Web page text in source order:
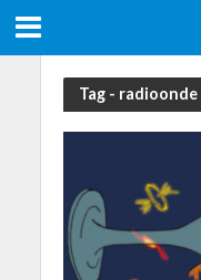
Tag - radioonde